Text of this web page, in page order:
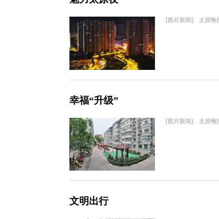
[图片新闻] 太原晚
幸福“升级”
[图片新闻] 太原晚
文明出行